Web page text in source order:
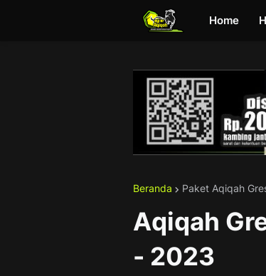
Home
Beranda Paket Aqiqah
Aqiqah
- 2023